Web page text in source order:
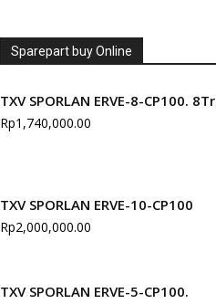
Sparepart buy Online
TXV SPORLAN ERVE-8-CP100. 8Tr
Rp1,740,000.00
TXV SPORLAN ERVE-10-CP100
Rp2,000,000.00
TXV SPORLAN ERVE-5-CP100.